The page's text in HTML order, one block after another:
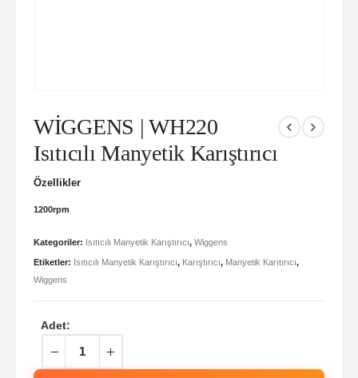
WİGGENS | WH220
Isıtıcılı Manyetik Karıştırıcı
Özellikler
1200rpm
Kategoriler: Isıtıcılı Manyetik Karıştırıcı, Wiggens
Etiketler: Isıtıcılı Manyetik Karıştırıcı, Karıştırıcı, Manyetik Karıtırıcı,
Wiggens
Adet: